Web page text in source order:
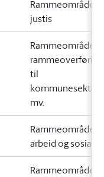
Rammeområde 5
justis
Rammeområde
til
mv.
Rammeområde 7
arbeid og sosial
Rammeområde